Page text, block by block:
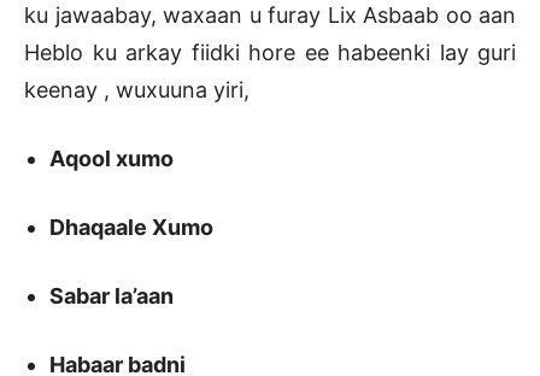
ku jawaabay, waxaan u furay Lix Asbaab oo aan
Heblo ku arkay fiidki hore ee habeenki lay guri
keenay , wuxuuna yiri,
Aqool xumo
Dhaqaale Xumo
Sabar la’aan
Habaar badni